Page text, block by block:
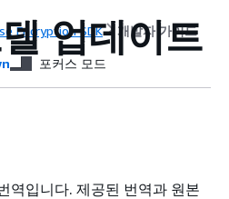
Encryption SDK 개발자 가이드
업데이트
포커스 모드
역입니다. 제공된 번역과 원본